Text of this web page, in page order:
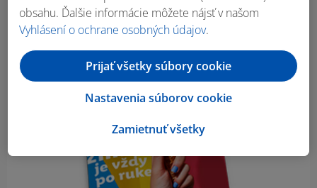
obsahu. Ďalšie informácie môžete nájsť v našom
Vyhlásení o ochrane osobných údajov.
Zamietnuť všetky
Nastavenia súborov cookie
Prijať všetky súbory cookie